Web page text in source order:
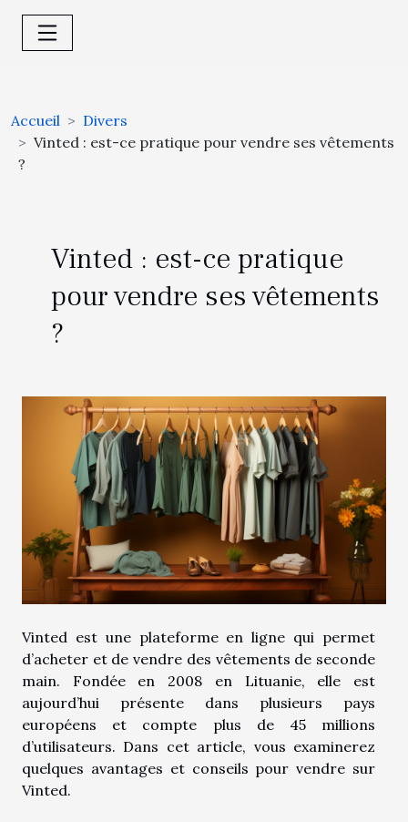
Accueil
Divers
Vinted : est-ce pratique pour vendre ses vêtements
?
Vinted : est-ce pratique
pour vendre ses vêtements
?
Vinted est une plateforme en ligne qui permet
d’acheter et de vendre des vêtements de seconde
main. Fondée en 2008 en Lituanie, elle est
aujourd’hui présente dans plusieurs pays
européens et compte plus de 45 millions
d’utilisateurs. Dans cet article, vous examinerez
quelques avantages et conseils pour vendre sur
Vinted.